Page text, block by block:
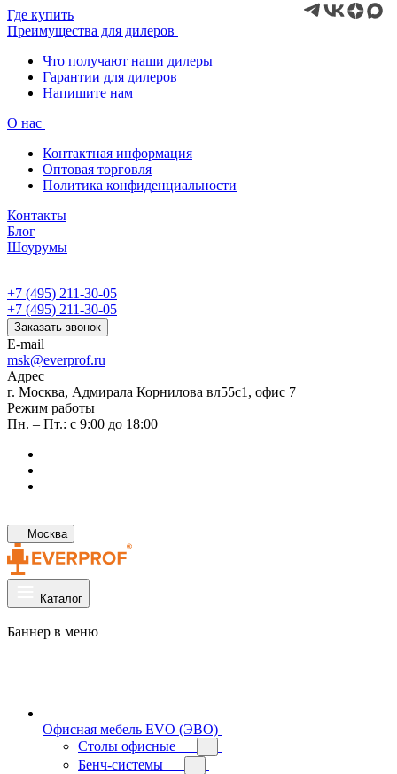
Где купить
Преимущества для дилеров
Что получают наши дилеры
Гарантии для дилеров
Напишите нам
О нас
Контактная информация
Оптовая торговля
Политика конфиденциальности
Контакты
Блог
Шоурумы
+7 (495) 211-30-05
+7 (495) 211-30-05
Заказать звонок
E-mail
msk@everprof.ru
Адрес
г. Москва, Адмирала Корнилова вл55с1, офис 7
Режим работы
Пн. – Пт.: с 9:00 до 18:00
Москва
Каталог
Баннер в меню
Офисная мебель EVO (ЭВО)
Cтолы офисные
Бенч-системы